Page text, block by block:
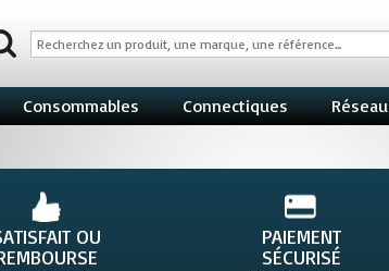
Consommables Connectiques Réseau
OU
PAIEMENT
SÉCURISÉ